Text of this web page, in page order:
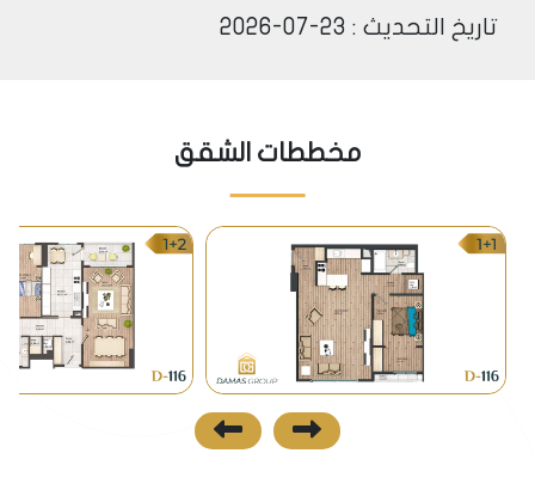
تاريخ التحديث : 23-07-2026
مخططات الشقق